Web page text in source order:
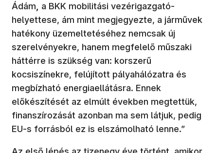
Ádám
a BKK mobilitási vezérigazgató-
helyettese, ám mint megjegyezte, a járművek
hatékony üzemeltetéséhez nemcsak új
szerelvényekre, hanem megfelelő műszaki
háttérre is szükség van: korszerű
kocsiszínekre, felújított pályahálózatra és
megbízható energiaellátásra. Ennek
előkészítését az elmúlt években megtettük,
finanszírozását azonban ma sem látjuk, pedig
EU-s forrásból ez is elszámolható lenne.”